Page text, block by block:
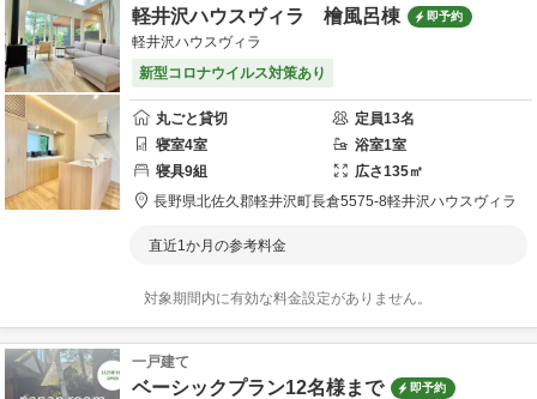
軽井沢ハウスヴィラ 檜風呂棟 即予約
軽井沢ハウスヴィラ
新型コロナウイルス対策あり
丸ごと貸切 定員13名
寝室4室 浴室1室
寝具9組 広さ135㎡
長野県北佐久郡軽井沢町長倉5575-8軽井沢ハウスヴィラ
直近1か月の参考料金
対象期間内に有効な料金設定がありません。
一戸建て
ベーシックプラン12名様まで 即予約